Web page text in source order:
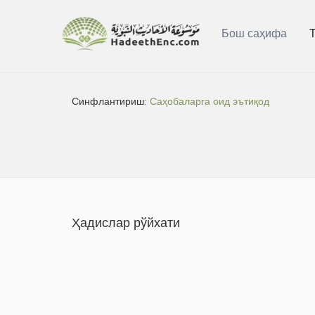
Бош саҳифа
Синфлантириш:Саҳобаларга оид эътиқод
Ҳадислар рўйхати